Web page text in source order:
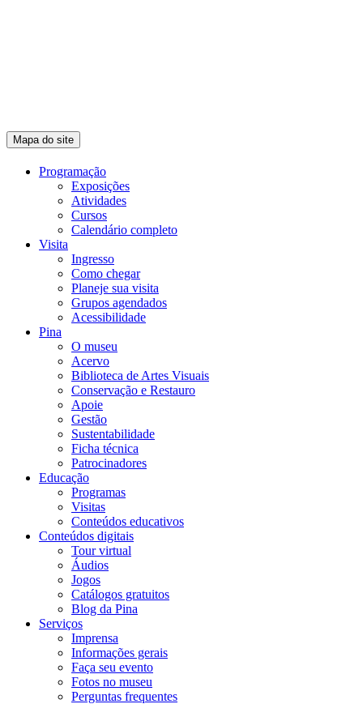
Mapa do site
Programação
Exposições
Atividades
Cursos
Calendário completo
Visita
Ingresso
Como chegar
Planeje sua visita
Grupos agendados
Acessibilidade
Pina
O museu
Acervo
Biblioteca de Artes Visuais
Conservação e Restauro
Apoie
Gestão
Sustentabilidade
Ficha técnica
Patrocinadores
Educação
Programas
Visitas
Conteúdos educativos​
Conteúdos digitais
Tour virtual
Áudios
Jogos
Catálogos gratuitos
Blog da Pina
Serviços
Imprensa
Informações gerais
Faça seu evento
Fotos no museu
Perguntas frequentes